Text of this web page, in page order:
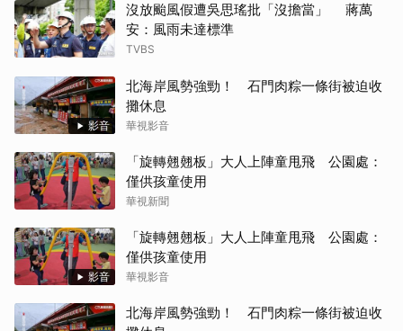
沒放颱風假遭吳思瑤批「沒擔當」 蔣萬
安：風雨未達標準
TVBS
影音
北海岸風勢強勁！ 石門肉粽一條街被迫收
攤休息
華視影音
「旋轉翹翹板」大人上陣童甩飛 公園處：
僅供孩童使用
華視新聞
影音
「旋轉翹翹板」大人上陣童甩飛 公園處：
僅供孩童使用
華視影音
北海岸風勢強勁！ 石門肉粽一條街被迫收